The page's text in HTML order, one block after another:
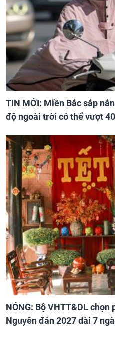
TIN MỚI: Miền Bắc sắp
độ ngoài trời có thể vượt
NÓNG: Bộ VHTT&DL chọn
Nguyên đán 2027 dài 7